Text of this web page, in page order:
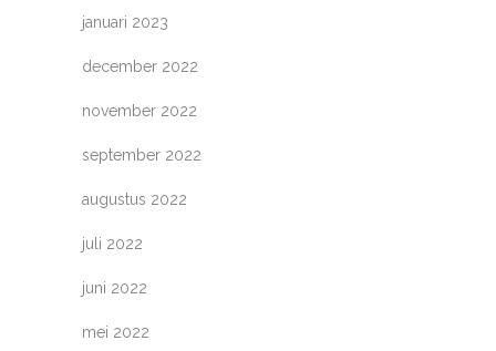
januari 2023
december 2022
november 2022
september 2022
augustus 2022
juli 2022
juni 2022
mei 2022